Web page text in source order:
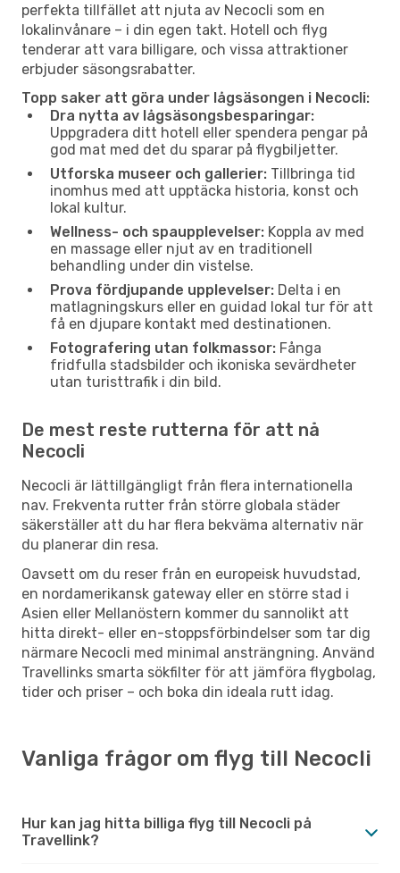
perfekta tillfället att njuta av Necocli som en
lokalinvånare – i din egen takt. Hotell och flyg
tenderar att vara billigare, och vissa attraktioner
erbjuder säsongsrabatter.
Topp saker att göra under lågsäsongen i Necocli:
Dra nytta av lågsäsongsbesparingar:
Uppgradera ditt hotell eller spendera pengar på
god mat med det du sparar på flygbiljetter.
Utforska museer och gallerier: Tillbringa tid
inomhus med att upptäcka historia, konst och
lokal kultur.
Wellness- och spaupplevelser: Koppla av med
en massage eller njut av en traditionell
behandling under din vistelse.
Prova fördjupande upplevelser: Delta i en
matlagningskurs eller en guidad lokal tur för att
få en djupare kontakt med destinationen.
Fotografering utan folkmassor: Fånga
fridfulla stadsbilder och ikoniska sevärdheter
utan turisttrafik i din bild.
De mest reste rutterna för att nå
Necocli
Necocli är lättillgängligt från flera internationella
nav. Frekventa rutter från större globala städer
säkerställer att du har flera bekväma alternativ när
du planerar din resa.
Oavsett om du reser från en europeisk huvudstad,
en nordamerikansk gateway eller en större stad i
Asien eller Mellanöstern kommer du sannolikt att
hitta direkt- eller en-stoppsförbindelser som tar dig
närmare Necocli med minimal ansträngning. Använd
Travellinks smarta sökfilter för att jämföra flygbolag,
tider och priser – och boka din ideala rutt idag.
Vanliga frågor om flyg till Necocli
Hur kan jag hitta billiga flyg till Necocli på
Travellink?